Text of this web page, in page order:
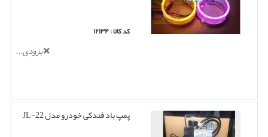
کد کالا : ۱۲۱۳۴
بزودی...
پمپ باد فندکی خودرو مدل JL-22